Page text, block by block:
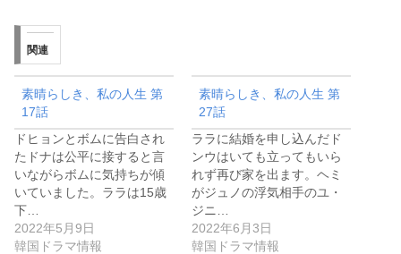
関連
素晴らしき、私の人生 第
17話
ドヒョンとボムに告白され
たドナは公平に接すると言
いながらボムに気持ちが傾
いていました。ララは15歳
下…
2022年5月9日
韓国ドラマ情報
素晴らしき、私の人生 第
27話
ララに結婚を申し込んだド
ンウはいても立ってもいら
れず再び家を出ます。ヘミ
がジュノの浮気相手のユ・
ジニ…
2022年6月3日
韓国ドラマ情報